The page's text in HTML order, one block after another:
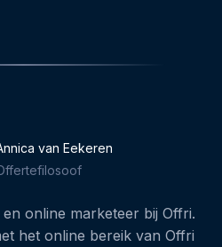
van Eekeren
online marketeer bij Offri.
het online bereik van Offri